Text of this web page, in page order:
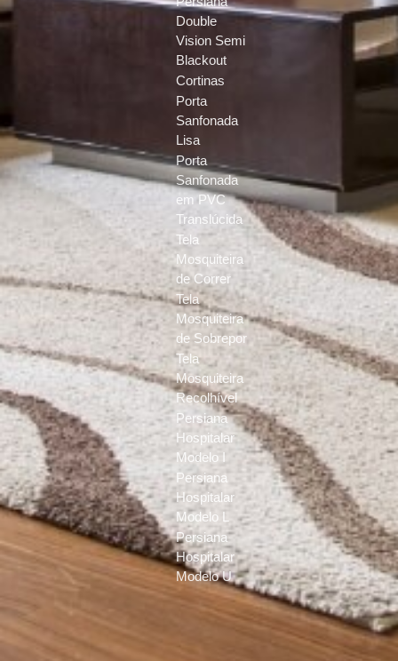
Double
Vision Semi
Blackout
Cortinas
Porta
Sanfonada
Lisa
Porta
Sanfonada
em PVC
Translúcida
Tela
Mosquiteira
de Correr
Tela
Mosquiteira
de Sobrepor
Tela
Mosquiteira
Recolhível
Persiana
Hospitalar
Modelo I
Persiana
Hospitalar
Modelo L
Persiana
Hospitalar
Modelo U